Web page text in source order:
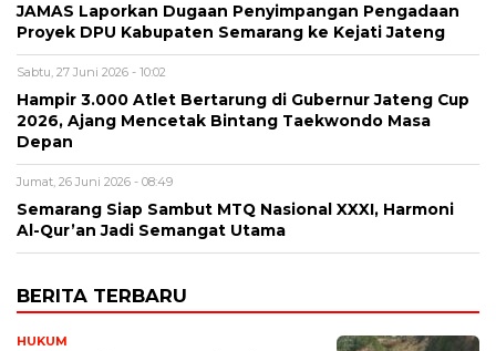
JAMAS Laporkan Dugaan Penyimpangan Pengadaan
Proyek DPU Kabupaten Semarang ke Kejati Jateng
Sabtu, 27 Juni 2026 - 10:02
Hampir 3.000 Atlet Bertarung di Gubernur Jateng Cup
2026, Ajang Mencetak Bintang Taekwondo Masa
Depan
Jumat, 26 Juni 2026 - 08:49
Semarang Siap Sambut MTQ Nasional XXXI, Harmoni
Al-Qur’an Jadi Semangat Utama
BERITA TERBARU
HUKUM